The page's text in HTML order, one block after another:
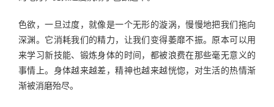
色欲，一旦过度，就像是一个无形的漩涡，慢慢地把我们拖向
深渊。它消耗我们的精力，让我们变得萎靡不振。原本可以用
来学习新技能、锻炼身体的时间，都被浪费在那些毫无意义的
事情上。身体越来越差，精神也越来越恍惚，对生活的热情渐
渐被消磨殆尽。